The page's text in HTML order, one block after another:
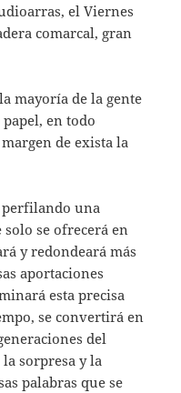
el Viernes
comarcal, gran
mayoría de la gente
en todo
de exista la
perfilando una
se ofrecerá en
y redondeará más
aportaciones
esta precisa
se convertirá en
del
sorpresa y la
palabras que se